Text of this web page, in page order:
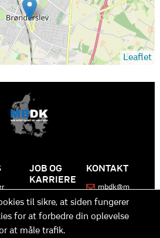
Leaflet
JOB OG
KARRIERE
Bliv en del
af MBDK
Vores
team
KONTAKT
mbdk@m
til sikre, at siden fungerer
for at forbedre din oplevelse
at måle trafik.